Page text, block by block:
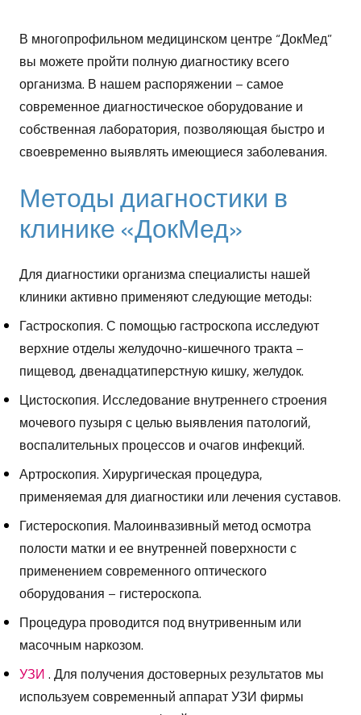
В многопрофильном медицинском центре “ДокМед”
вы можете пройти полную диагностику всего
организма. В нашем распоряжении – самое
современное диагностическое оборудование и
собственная лаборатория, позволяющая быстро и
своевременно выявлять имеющиеся заболевания.
Методы диагностики в
клинике «ДокМед»
Для диагностики организма специалисты нашей
клиники активно применяют следующие методы:
Гастроскопия. С помощью гастроскопа исследуют
верхние отделы желудочно-кишечного тракта –
пищевод, двенадцатиперстную кишку, желудок.
Цистоскопия. Исследование внутреннего строения
мочевого пузыря с целью выявления патологий,
воспалительных процессов и очагов инфекций.
Артроскопия. Хирургическая процедура,
применяемая для диагностики или лечения суставов.
Гистероскопия. Малоинвазивный метод осмотра
полости матки и ее внутренней поверхности с
применением современного оптического
оборудования – гистероскопа.
Процедура проводится под внутривенным или
масочным наркозом.
УЗИ . Для получения достоверных результатов мы
используем современный аппарат УЗИ фирмы